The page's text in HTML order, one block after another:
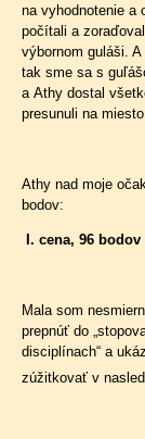
na vyhodnotenie a
počítali a
výbornom guláši.
tak sme sa s
a Athy dostal
presunuli na
Athy nad moje
bodov:
I. cena, 96 bodov
Mala som
prepnúť do
disciplínach“ a
zúžitkovať v